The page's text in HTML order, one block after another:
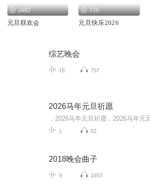
2402
元旦联欢会
319
元旦快乐2026
综艺晚会
16 757
2026马年元旦祈愿
1 52
2018晚会曲子
9 1653